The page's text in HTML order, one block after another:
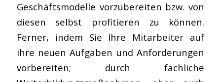
Geschäftsmodelle vorzubereiten bzw. von
diesen selbst profitieren zu können.
Ferner, indem Sie Ihre Mitarbeiter auf
ihre neuen Aufgaben und Anforderungen
vorbereiten; durch fachliche